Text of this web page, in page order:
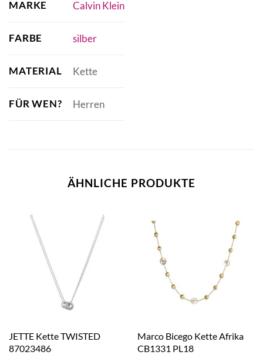
MARKE Calvin Klein
FARBE silber
MATERIAL Kette
FÜR WEN? Herren
ÄHNLICHE PRODUKTE
JETTE Kette TWISTED
87023486
Marco Bicego Kette Afrika
CB1331 PL18